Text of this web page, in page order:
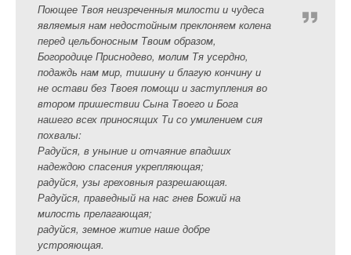
Поющее Твоя неизреченныя милости и чудеса
являемыя нам недостойным преклоняем колена
перед цельбоносным Твоим образом,
Богородице Приснодево, молим Тя усердно,
подаждь нам мир, тишину и благую кончину и
не остави без Твоея помощи и заступления во
втором пришествии Сына Твоего и Бога
нашего всех приносящих Ти со умилением сия
похвалы:
Радуйся, в уныние и отчаяние впадших
надеждою спасения укрепляющая;
радуйся, узы греховныя разрешающая.
Радуйся, праведный на нас гнев Божий на
милость прелагающая;
радуйся, земное житие наше добре
устрояющая.